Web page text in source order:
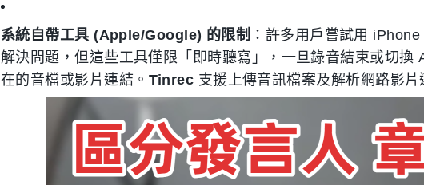
系統自帶工具 (Apple/Google) 的限制 ：許多用戶嘗試用
解決問題，但這些工具僅限「即時聽寫」，一旦錄音結束或切換
在的音檔或影片連結。 Tinrec 支援上傳音訊檔案及解析網路影